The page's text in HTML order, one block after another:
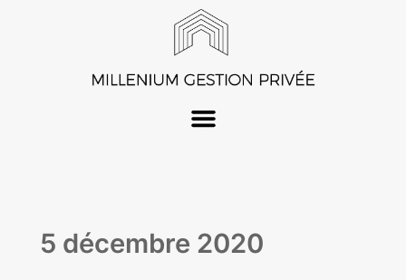
5 décembre 2020